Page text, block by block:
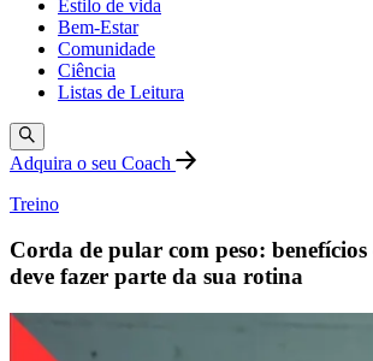
Estilo de vida
Bem-Estar
Comunidade
Ciência
Listas de Leitura
Adquira o seu Coach
Treino
Corda de pular com peso:
deve fazer parte da sua rotina